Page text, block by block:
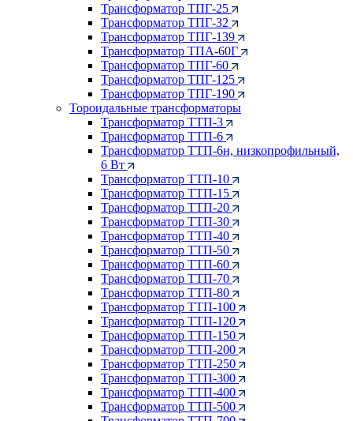
Трансформатор ТПГ-25
Трансформатор ТПГ-32
Трансформатор ТПГ-139
Трансформатор ТПА-60Г
Трансформатор ТПГ-60
Трансформатор ТПГ-125
Трансформатор ТПГ-190
Тороидальные трансформаторы
Трансформатор ТТП-3
Трансформатор ТТП-6
Трансформатор ТТП-6н, низкопрофильный,
6 Вт
Трансформатор ТТП-10
Трансформатор ТТП-15
Трансформатор ТТП-20
Трансформатор ТТП-30
Трансформатор ТТП-40
Трансформатор ТТП-50
Трансформатор ТТП-60
Трансформатор ТТП-70
Трансформатор ТТП-80
Трансформатор ТТП-100
Трансформатор ТТП-120
Трансформатор ТТП-150
Трансформатор ТТП-200
Трансформатор ТТП-250
Трансформатор ТТП-300
Трансформатор ТТП-400
Трансформатор ТТП-500